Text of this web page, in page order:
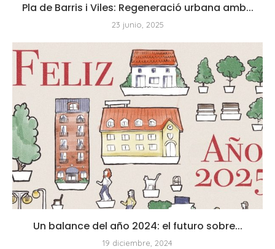
Pla de Barris i Viles: Regeneració urbana amb...
23 junio, 2025
Un balance del año 2024: el futuro sobre...
19 diciembre, 2024